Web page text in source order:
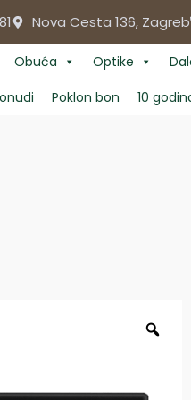
Nova Cesta 136, Zagreb
Obuća Optike
Poklon bon 10